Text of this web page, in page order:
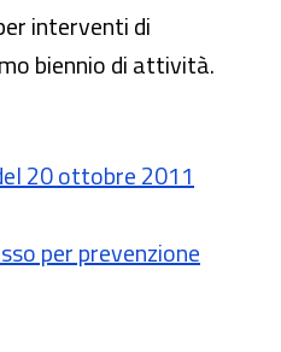
interventi di
biennio di attività.
20 ottobre 2011
per prevenzione